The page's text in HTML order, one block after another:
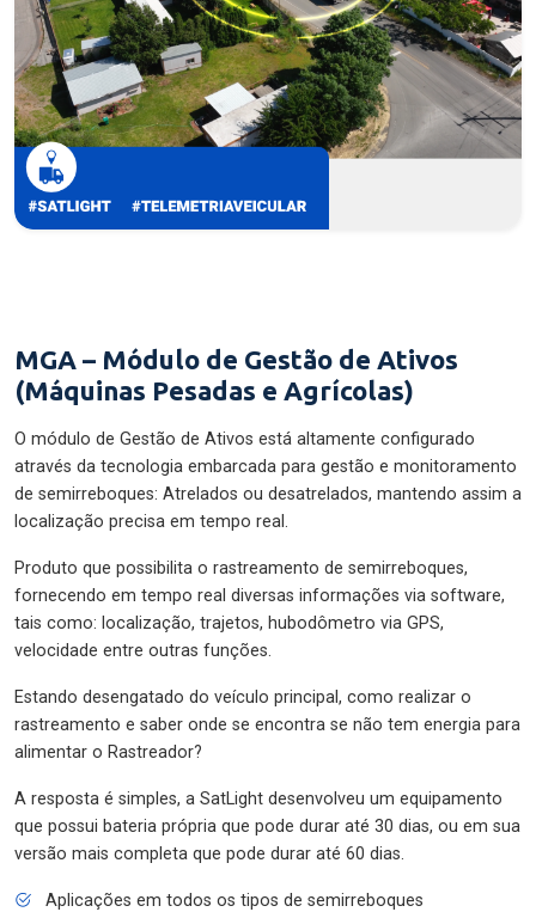
MGA – Módulo de Gestão de Ativos
(Máquinas Pesadas e Agrícolas)
O módulo de Gestão de Ativos está altamente configurado
através da tecnologia embarcada para gestão e monitoramento
de semirreboques: Atrelados ou desatrelados, mantendo assim a
localização precisa em tempo real.
Produto que possibilita o rastreamento de semirreboques,
fornecendo em tempo real diversas informações via software,
tais como: localização, trajetos, hubodômetro via GPS,
velocidade entre outras funções.
Estando desengatado do veículo principal, como realizar o
rastreamento e saber onde se encontra se não tem energia para
alimentar o Rastreador?
A resposta é simples, a SatLight desenvolveu um equipamento
que possui bateria própria que pode durar até 30 dias, ou em sua
versão mais completa que pode durar até 60 dias.
Aplicações em todos os tipos de semirreboques